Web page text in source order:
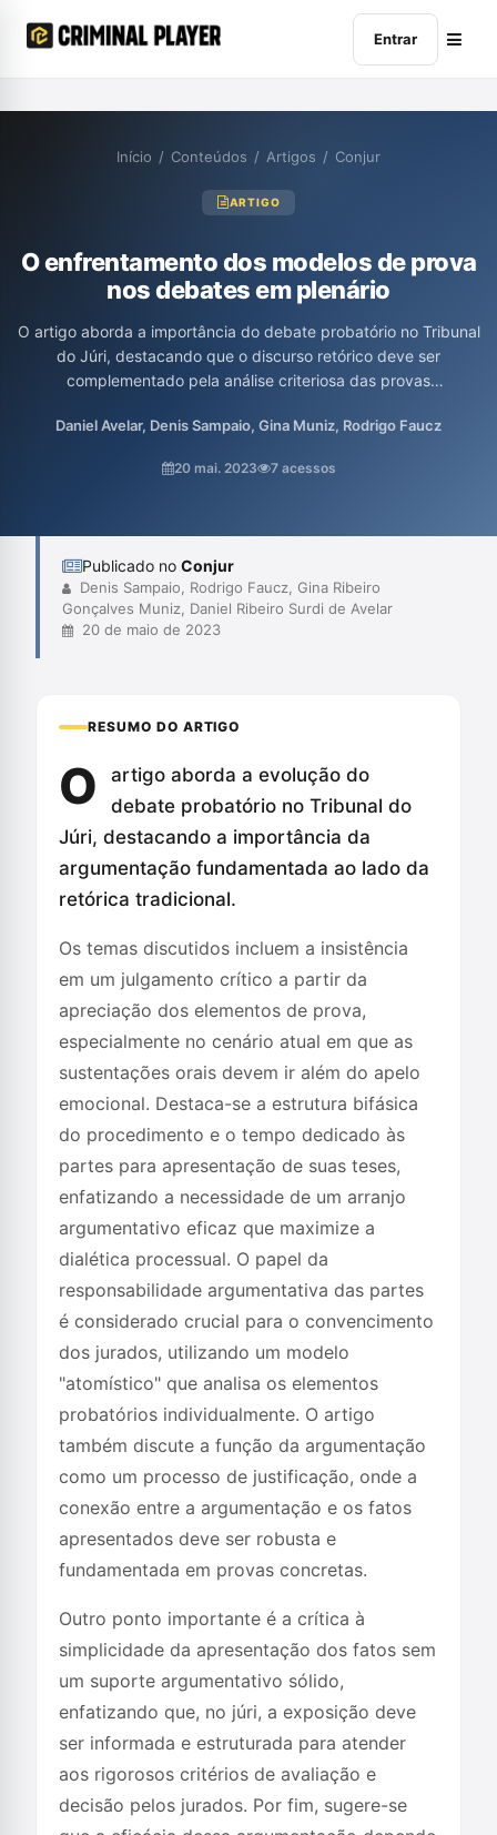
Entrar
Início / Conteúdos / Artigos / Conjur
ARTIGO
O enfrentamento dos modelos de prova
nos debates em plenário
O artigo aborda a importância do debate probatório no Tribunal
do Júri, destacando que o discurso retórico deve ser
complementado pela análise criteriosa das provas
procedimento estruturado que leve em conta a responsabilidade
interação e a dialética entre os jurados. Além disso, enfatizam
Daniel Avelar, Denis Sampaio, Gina Muniz, Rodrigo Faucz
20 mai. 2023 7 acessos
Publicado no Conjur
Denis Sampaio, Rodrigo Faucz, Gina Ribeiro
Gonçalves Muniz, Daniel Ribeiro Surdi de Avelar
20 de maio de 2023
RESUMO DO ARTIGO
O
artigo aborda a evolução do
debate probatório no Tribunal do
Júri, destacando a importância da
argumentação fundamentada ao lado da
retórica tradicional.
Os temas discutidos incluem a insistência
em um julgamento crítico a partir da
apreciação dos elementos de prova,
especialmente no cenário atual em que as
sustentações orais devem ir além do apelo
emocional. Destaca-se a estrutura bifásica
do procedimento e o tempo dedicado às
partes para apresentação de suas teses,
enfatizando a necessidade de um arranjo
argumentativo eficaz que maximize a
dialética processual. O papel da
responsabilidade argumentativa das partes
é considerado crucial para o convencimento
dos jurados, utilizando um modelo
"atomístico" que analisa os elementos
probatórios individualmente. O artigo
também discute a função da argumentação
como um processo de justificação, onde a
conexão entre a argumentação e os fatos
apresentados deve ser robusta e
fundamentada em provas concretas.
Outro ponto importante é a crítica à
simplicidade da apresentação dos fatos sem
um suporte argumentativo sólido,
enfatizando que, no júri, a exposição deve
ser informada e estruturada para atender
aos rigorosos critérios de avaliação e
decisão pelos jurados. Por fim, sugere-se